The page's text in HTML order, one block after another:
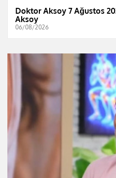
Doktor Aksoy 7 Ağustos
Aksoy
06/08/2026